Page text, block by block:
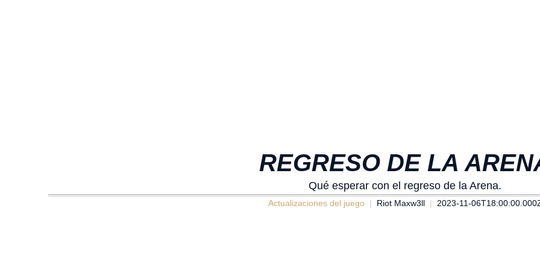
REGRESO DE LA
Qué esperar con el regreso de la Arena.
Actualizaciones del juego Riot Maxw3ll 2023-11-